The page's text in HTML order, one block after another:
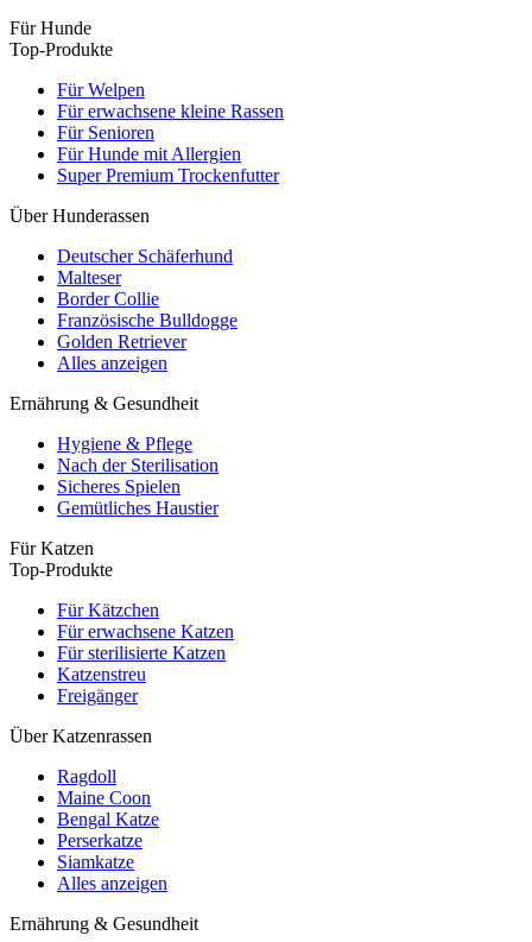
Für Hunde
Top-Produkte
Für Welpen
Für erwachsene kleine Rassen
Für Senioren
Für Hunde mit Allergien
Super Premium Trockenfutter
Über Hunderassen
Deutscher Schäferhund
Malteser
Border Collie
Französische Bulldogge
Golden Retriever
Alles anzeigen
Ernährung & Gesundheit
Hygiene & Pflege
Nach der Sterilisation
Sicheres Spielen
Gemütliches Haustier
Für Katzen
Top-Produkte
Für Kätzchen
Für erwachsene Katzen
Für sterilisierte Katzen
Katzenstreu
Freigänger
Über Katzenrassen
Ragdoll
Maine Coon
Bengal Katze
Perserkatze
Siamkatze
Alles anzeigen
Ernährung & Gesundheit